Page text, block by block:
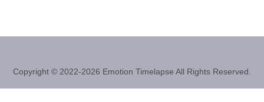
Copyright © 2022-2026 Emotion Timelapse All Rights Reserved.